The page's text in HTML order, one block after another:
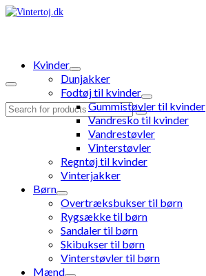
Search
Kvinder
Dunjakker
Fodtøj til kvinder
Gummistøvler til kvinder
Vandresko til kvinder
Vandrestøvler
Vinterstøvler
Regntøj til kvinder
Vinterjakker
Børn
Overtræksbukser til børn
Rygsække til børn
Sandaler til børn
Skibukser til børn
Vinterstøvler til børn
Mænd